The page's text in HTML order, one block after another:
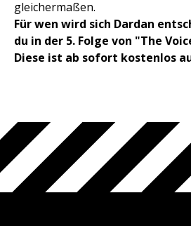
gleichermaßen.
Für wen wird sich Dardan
du in der 5. Folge von "The
Diese ist ab sofort kostenlos